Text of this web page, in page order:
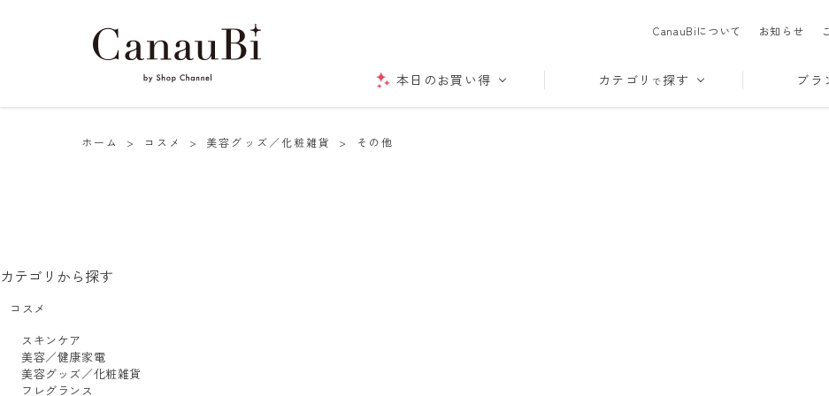
CanauBiについて お知らせ
本日のお買い得 カテゴリ で探す ブラ
ホーム > コスメ > 美容グッズ／化粧雑貨 > その他
カテゴリから探す
コスメ
スキンケア
美容／健康家電
美容グッズ／化粧雑貨
フレグランス